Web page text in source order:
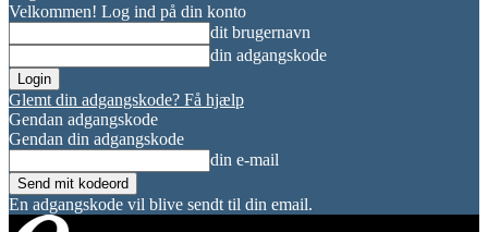
Velkommen! Log ind på din konto
dit brugernavn
din adgangskode
Glemt din adgangskode? Få hjælp
Gendan adgangskode
Gendan din adgangskode
din e-mail
En adgangskode vil blive sendt til din email.